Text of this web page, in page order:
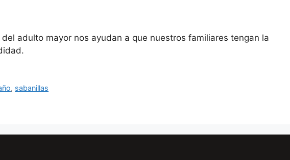
adulto mayor nos ayudan a que nuestros familiares tengan la
, sabanillas